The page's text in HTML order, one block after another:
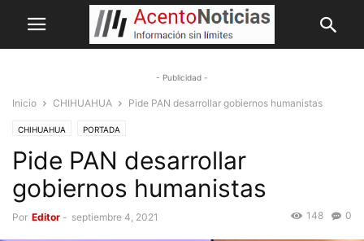
- Publicidad -
Inicio CHIHUAHUA Pide PAN desarrollar gobiernos humanistas
CHIHUAHUA PORTADA
Pide PAN desarrollar
gobiernos humanistas
Por Editor - septiembre 4, 2021 0
148